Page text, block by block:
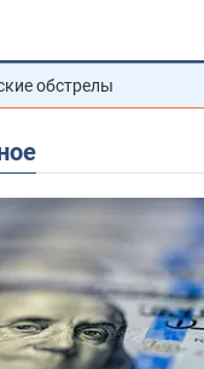
обстрелы